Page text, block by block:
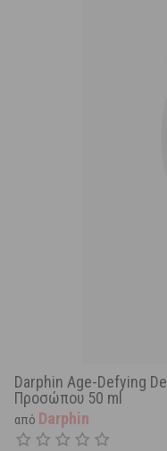
Darphin Age-Defying
Προσώπου 50 ml
από Darphin